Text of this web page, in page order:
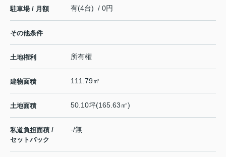
駐車場 / 月額 有(4台) / 0円
その他条件
土地権利 所有権
建物面積 111.79㎡
土地面積 50.10坪(165.63㎡)
私道負担面積 /
セットバック
-/無